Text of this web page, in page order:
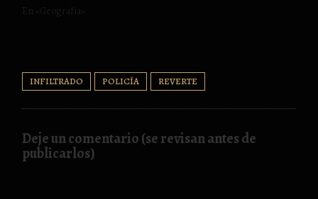
INFILTRADO POLICÍA REVERTE
Deje un comentario (se revisan antes de
publicarlos)